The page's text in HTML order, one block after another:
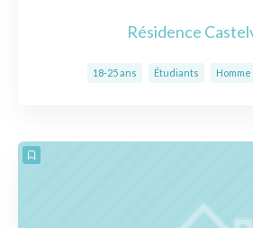
Résidence
18-25 ans Étudiants